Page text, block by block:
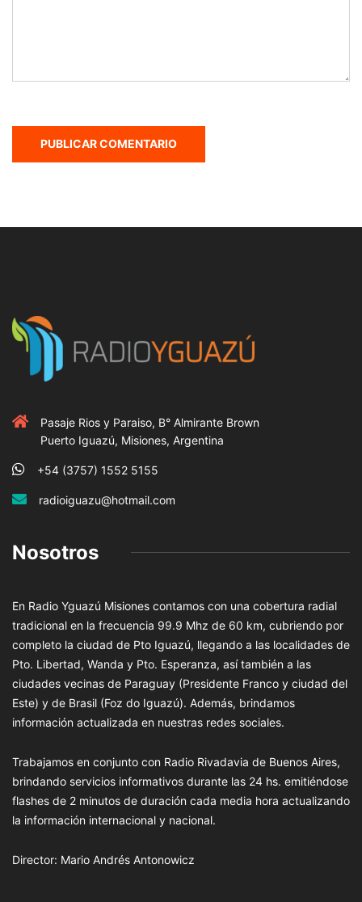
Pasaje Rios y Paraiso, B° Almirante Brown
Puerto Iguazú, Misiones, Argentina
+54 (3757) 1552 5155
radioiguazu@hotmail.com
Nosotros
En Radio Yguazú Misiones contamos con una cobertura radial
tradicional en la frecuencia 99.9 Mhz de 60 km, cubriendo por
completo la ciudad de Pto Iguazú, llegando a las localidades de
Pto. Libertad, Wanda y Pto. Esperanza, así también a las
ciudades vecinas de Paraguay (Presidente Franco y ciudad del
Este) y de Brasil (Foz do Iguazú). Además, brindamos
información actualizada en nuestras redes sociales.
Trabajamos en conjunto con Radio Rivadavia de Buenos Aires,
brindando servicios informativos durante las 24 hs. emitiéndose
flashes de 2 minutos de duración cada media hora actualizando
la información internacional y nacional.
Director: Mario Andrés Antonowicz